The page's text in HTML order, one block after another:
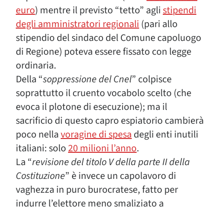
euro) mentre il previsto “tetto” aglistipendi
degli amministratori regionali(pari allo
stipendio del sindaco del Comune capoluogo
di Regione) poteva essere fissato con legge
ordinaria.
Della “soppressione del Cnel” colpisce
soprattutto il cruento vocabolo scelto (che
evoca il plotone di esecuzione); ma il
sacrificio di questo capro espiatorio cambierà
poco nellavoragine di spesadegli enti inutili
italiani: solo20 milioni l’anno.
La “revisione del titolo V della parte II della
Costituzione” è invece un capolavoro di
vaghezza in puro burocratese, fatto per
indurre l’elettore meno smaliziato a